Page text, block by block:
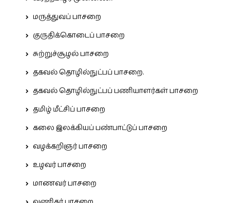
மருத்துவப் பாசறை
குருதிக்கொடைப் பாசறை
சுற்றுச்சூழல் பாசறை
தகவல் தொழில்நுட்பப் பாசறை.
தகவல் தொழில்நுட்பப் பணியாளர்கள் பாசறை
தமிழ் மீட்சிப் பாசறை
கலை இலக்கியப் பண்பாட்டுப் பாசறை
வழக்கறிஞர் பாசறை
உழவர் பாசறை
மாணவர் பாசறை